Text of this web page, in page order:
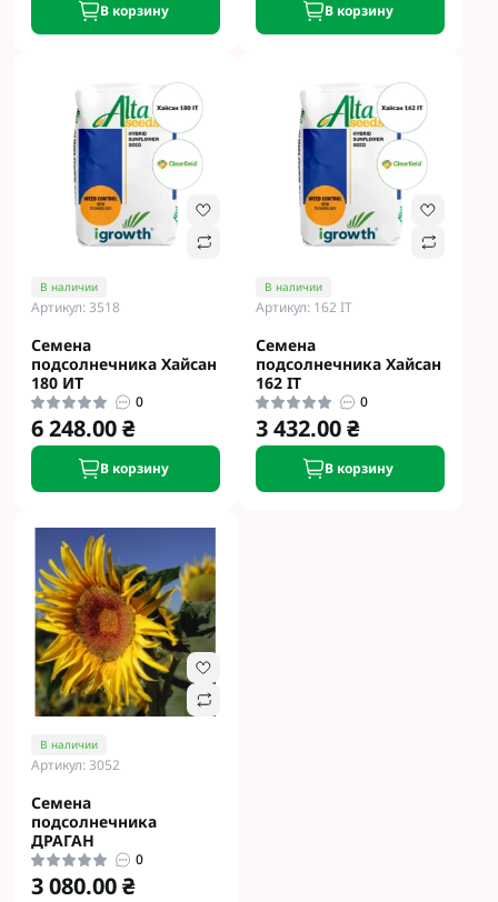
В корзину В корзину
В наличии
Артикул: 3518
Семена
подсолнечника Хайсан
180 ИТ
0
6 248.00 ₴
В корзину
В наличии
Артикул: 162 IT
Семена
подсолнечника Хайсан
162 IT
0
3 432.00 ₴
В корзину
В наличии
Артикул: 3052
Семена
подсолнечника
ДРАГАН
0
3 080.00 ₴